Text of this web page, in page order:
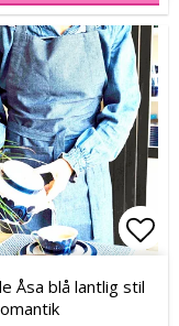
Åsa blå lantlig stil